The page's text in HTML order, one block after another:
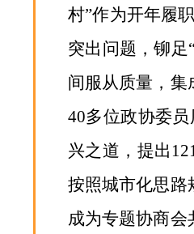
村”作为开年履
突出问题，铆足
间服从质量，集
40多位政协委员
兴之道，提出
按照城市化思路
成为专题协商会